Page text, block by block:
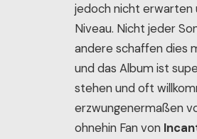
jedoch nicht erwarten
Niveau. Nicht jeder
andere schaffen dies
und das Album ist
stehen und oft
erzwungenermaßen
ohnehin Fan von